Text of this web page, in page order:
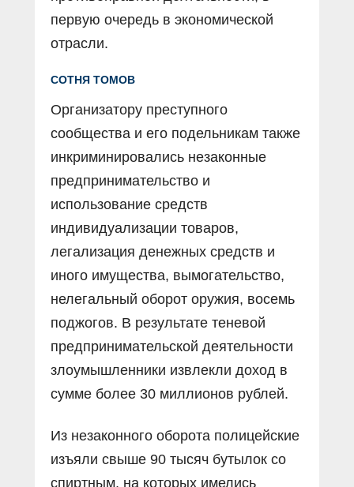
первую очередь в экономической
отрасли.
СОТНЯ ТОМОВ
Организатору преступного
сообщества и его подельникам также
инкриминировались незаконные
предпринимательство и
использование средств
индивидуализации товаров,
легализация денежных средств и
иного имущества, вымогательство,
нелегальный оборот оружия, восемь
поджогов. В результате теневой
предпринимательской деятельности
злоумышленники извлекли доход в
сумме более 30 миллионов рублей.
Из незаконного оборота полицейские
изъяли свыше 90 тысяч бутылок со
спиртным, на которых имелись